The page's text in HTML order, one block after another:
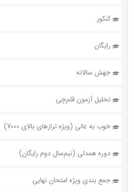
کنکور
رایگان
جهش سالانه
تحلیل آزمون قلم‌چی
خوب به عالی (ویژه ترازهای بالای 7000)
دوره همدلی (نیم‌سال دوم رایگان)
جمع بندی ویژه امتحان نهایی